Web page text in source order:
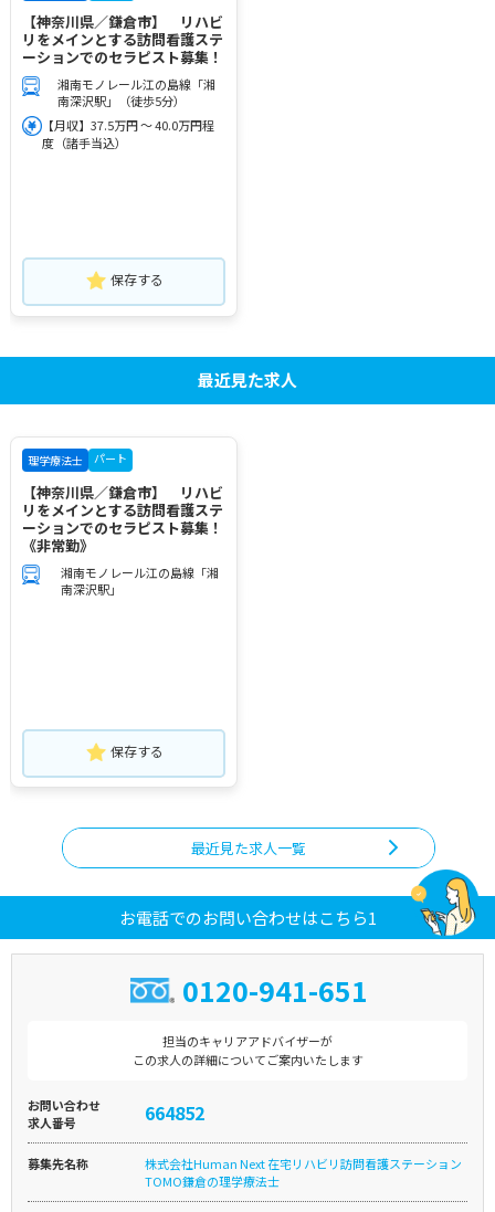
【神奈川県／鎌倉市】 リハビ
リをメインとする訪問看護ステ
ーションでのセラピスト募集！
湘南モノレール江の島線「湘
南深沢駅」（徒歩5分）
【月収】37.5万円 ～ 40.0万円程
度（諸手当込）
保存する
最近見た求人
理学療法士 パート
【神奈川県／鎌倉市】 リハビ
リをメインとする訪問看護ステ
ーションでのセラピスト募集！
《非常勤》
湘南モノレール江の島線「湘
南深沢駅」
保存する
最近見た求人一覧
お電話でのお問い合わせはこちら1
0120-941-651
担当のキャリアアドバイザーが
この求人の詳細についてご案内いたします
お問い合わせ
求人番号
664852
募集先名称
株式会社Human Next 在宅リハビリ訪問看護ステーション
TOMO鎌倉の理学療法士